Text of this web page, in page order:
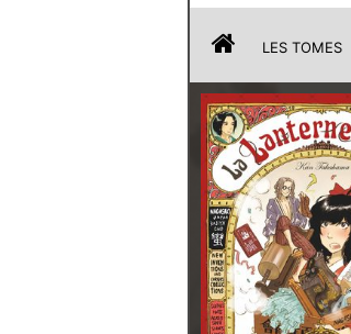
LES TOMES